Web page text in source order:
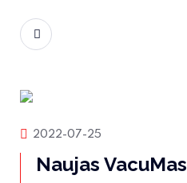
2022-07-25
Naujas